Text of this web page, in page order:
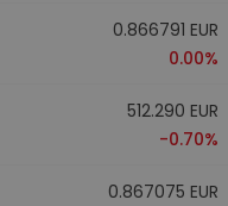
0.866791 EUR
0.00%
512.290 EUR
-0.70%
0.867075 EUR